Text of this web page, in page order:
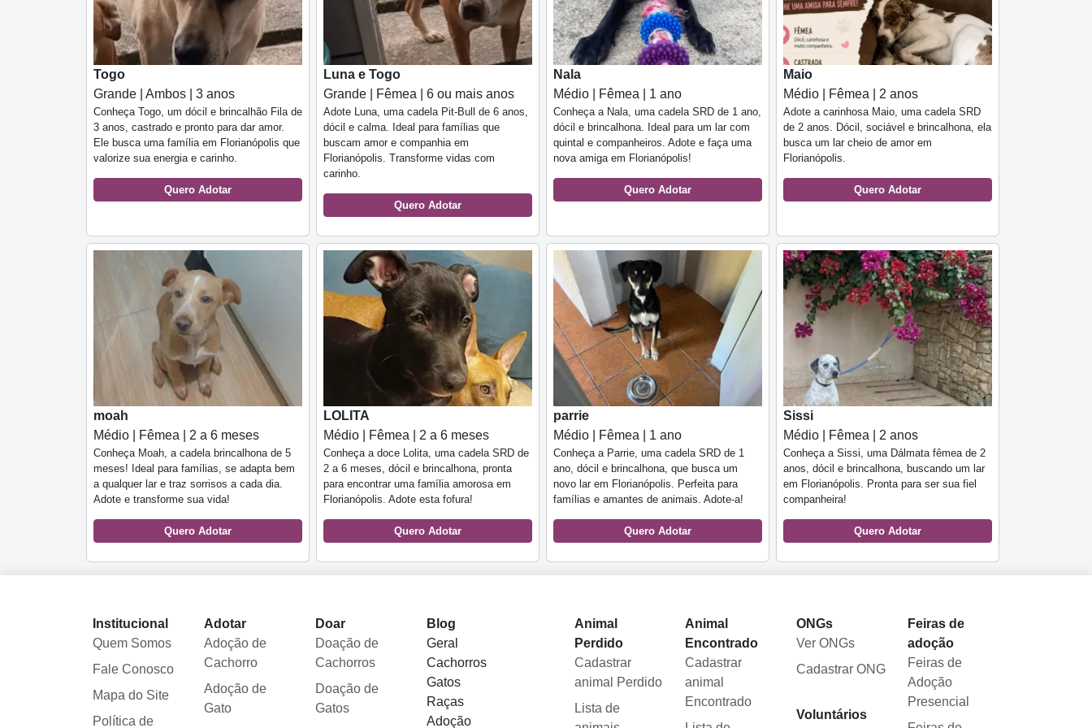
Togo
Grande | Ambos | 3 anos
Conheça Togo, um dócil e brincalhão Fila de
3 anos, castrado e pronto para dar amor.
Ele busca uma família em Florianópolis que
valorize sua energia e carinho.
Quero Adotar
Luna e Togo
Grande | Fêmea | 6 ou mais anos
Adote Luna, uma cadela Pit-Bull de 6 anos,
dócil e calma. Ideal para famílias que
buscam amor e companhia em
Florianópolis. Transforme vidas com
carinho.
Quero Adotar
Nala
Médio | Fêmea | 1 ano
Conheça a Nala, uma cadela SRD de 1 ano,
dócil e brincalhona. Ideal para um lar com
quintal e companheiros. Adote e faça uma
nova amiga em Florianópolis!
Quero Adotar
Maio
Médio | Fêmea | 2 anos
Adote a carinhosa Maio, uma cadela SRD
de 2 anos. Dócil, sociável e brincalhona, ela
busca um lar cheio de amor em
Florianópolis.
Quero Adotar
moah
Médio | Fêmea | 2 a 6 meses
Conheça Moah, a cadela brincalhona de 5
meses! Ideal para famílias, se adapta bem
a qualquer lar e traz sorrisos a cada dia.
Adote e transforme sua vida!
Quero Adotar
LOLITA
Médio | Fêmea | 2 a 6 meses
Conheça a doce Lolita, uma cadela SRD de
2 a 6 meses, dócil e brincalhona, pronta
para encontrar uma família amorosa em
Florianópolis. Adote esta fofura!
Quero Adotar
parrie
Médio | Fêmea | 1 ano
Conheça a Parrie, uma cadela SRD de 1
ano, dócil e brincalhona, que busca um
novo lar em Florianópolis. Perfeita para
famílias e amantes de animais. Adote-a!
Quero Adotar
Sissi
Médio | Fêmea | 2 anos
Conheça a Sissi, uma Dálmata fêmea de 2
anos, dócil e brincalhona, buscando um lar
em Florianópolis. Pronta para ser sua fiel
companheira!
Quero Adotar
Institucional
Quem Somos
Fale Conosco
Mapa do Site
Política de
Adotar
Adoção de
Cachorro
Adoção de
Gato
Doar
Doação de
Cachorros
Doação de
Gatos
Blog
Geral
Cachorros
Gatos
Raças
Adoção
Animal
Perdido
Cadastrar
animal Perdido
Lista de
Animal
Encontrado
Cadastrar
animal
Encontrado
ONGs
Ver ONGs
Cadastrar ONG
Voluntários
Feiras de
adoção
Feiras de
Adoção
Presencial